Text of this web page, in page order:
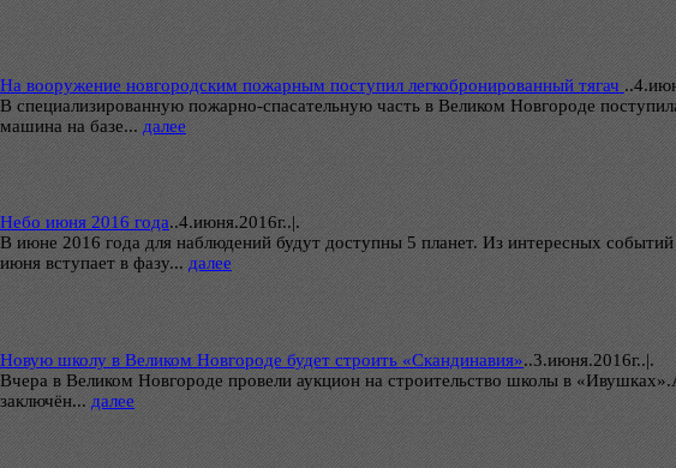
На вооружение новгородским пожарным поступил легкобронированный тягач ..
В специализированную пожарно-спасательную часть в Великом Новгороде
машина на базе... далее
Небо июня 2016 года..4.июня.2016г..|.
В июне 2016 года для наблюдений будут доступны 5 планет. Из интересных
июня вступает в фазу... далее
Новую школу в Великом Новгороде будет строить «Скандинавия»..3.июня.2016г..|.
Вчера в Великом Новгороде провели аукцион на строительство школы в
заключён... далее